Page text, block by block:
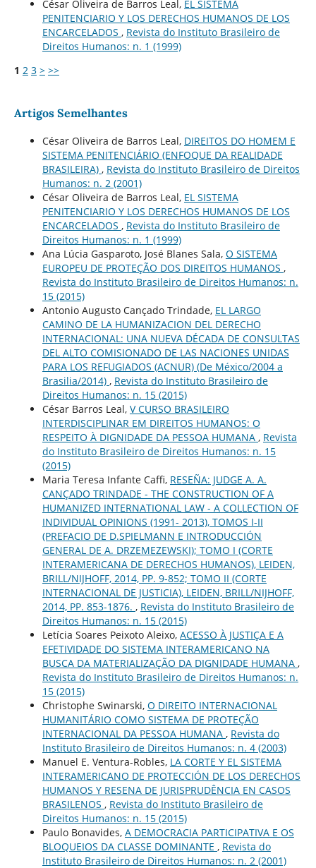
César Oliveira de Barros Leal, EL SISTEMA
PENITENCIARIO Y LOS DERECHOS HUMANOS DE LOS
ENCARCELADOS , Revista do Instituto Brasileiro de
Direitos Humanos: n. 1 (1999)
1 2 3 > >>
Artigos Semelhantes
César Oliveira de Barros Leal, DIREITOS DO HOMEM E
SISTEMA PENITENCIÁRIO (ENFOQUE DA REALIDADE
BRASILEIRA) , Revista do Instituto Brasileiro de Direitos
Humanos: n. 2 (2001)
César Oliveira de Barros Leal, EL SISTEMA
PENITENCIARIO Y LOS DERECHOS HUMANOS DE LOS
ENCARCELADOS , Revista do Instituto Brasileiro de
Direitos Humanos: n. 1 (1999)
Ana Lúcia Gasparoto, José Blanes Sala, O SISTEMA
EUROPEU DE PROTEÇÃO DOS DIREITOS HUMANOS ,
Revista do Instituto Brasileiro de Direitos Humanos: n.
15 (2015)
Antonio Augusto Cançado Trindade, EL LARGO
CAMINO DE LA HUMANIZACION DEL DERECHO
INTERNACIONAL: UNA NUEVA DÉCADA DE CONSULTAS
DEL ALTO COMISIONADO DE LAS NACIONES UNIDAS
PARA LOS REFUGIADOS (ACNUR) (De México/2004 a
Brasilia/2014) , Revista do Instituto Brasileiro de
Direitos Humanos: n. 15 (2015)
César Barros Leal, V CURSO BRASILEIRO
INTERDISCIPLINAR EM DIREITOS HUMANOS: O
RESPEITO À DIGNIDADE DA PESSOA HUMANA , Revista
do Instituto Brasileiro de Direitos Humanos: n. 15
(2015)
Maria Teresa Infante Caffi, RESEÑA: JUDGE A. A.
CANÇADO TRINDADE - THE CONSTRUCTION OF A
HUMANIZED INTERNATIONAL LAW - A COLLECTION OF
INDIVIDUAL OPINIONS (1991- 2013), TOMOS I-II
(PREFACIO DE D.SPIELMANN E INTRODUCCIÓN
GENERAL DE A. DRZEMEZEWSKI); TOMO I (CORTE
INTERAMERICANA DE DERECHOS HUMANOS), LEIDEN,
BRILL/NIJHOFF, 2014, PP. 9-852; TOMO II (CORTE
INTERNACIONAL DE JUSTICIA), LEIDEN, BRILL/NIJHOFF,
2014, PP. 853-1876. , Revista do Instituto Brasileiro de
Direitos Humanos: n. 15 (2015)
Letícia Soares Peixoto Aleixo, ACESSO À JUSTIÇA E A
EFETIVIDADE DO SISTEMA INTERAMERICANO NA
BUSCA DA MATERIALIZAÇÃO DA DIGNIDADE HUMANA ,
Revista do Instituto Brasileiro de Direitos Humanos: n.
15 (2015)
Christophe Swinarski, O DIREITO INTERNACIONAL
HUMANITÁRIO COMO SISTEMA DE PROTEÇÃO
INTERNACIONAL DA PESSOA HUMANA , Revista do
Instituto Brasileiro de Direitos Humanos: n. 4 (2003)
Manuel E. Ventura-Robles, LA CORTE Y EL SISTEMA
INTERAMERICANO DE PROTECCIÓN DE LOS DERECHOS
HUMANOS Y RESENA DE JURISPRUDÊNCIA EN CASOS
BRASILENOS , Revista do Instituto Brasileiro de
Direitos Humanos: n. 15 (2015)
Paulo Bonavides, A DEMOCRACIA PARTICIPATIVA E OS
BLOQUEIOS DA CLASSE DOMINANTE , Revista do
Instituto Brasileiro de Direitos Humanos: n. 2 (2001)